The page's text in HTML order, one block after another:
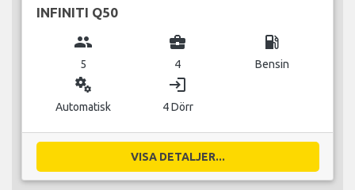
INFINITI Q50
group
5
business_center
4
local_gas_station
Bensin
miscellaneous_services
Automatisk
login
4 Dörr
VISA DETALJER...